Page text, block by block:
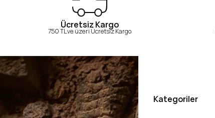
Ücretsiz Kargo
750 TL ve üzeri Ücretsiz Kargo
Kategoriler